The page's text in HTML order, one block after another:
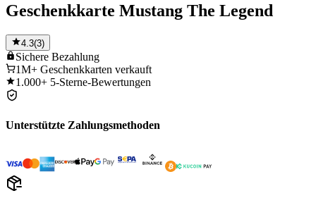
Geschenkkarte Mustang The Legend
4.3(3)
Sichere Bezahlung
1M+ Geschenkkarten verkauft
1.000+ 5-Sterne-Bewertungen
Unterstützte Zahlungsmethoden